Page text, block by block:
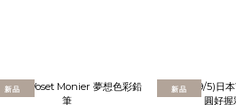
新品 新品